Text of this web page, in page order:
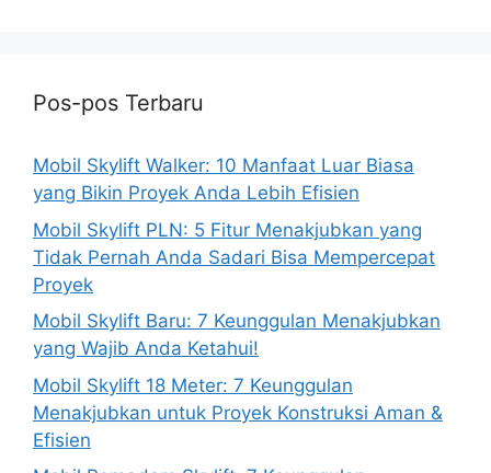
Pos-pos Terbaru
Mobil Skylift Walker: 10 Manfaat Luar Biasa
yang Bikin Proyek Anda Lebih Efisien
Mobil Skylift PLN: 5 Fitur Menakjubkan yang
Tidak Pernah Anda Sadari Bisa Mempercepat
Proyek
Mobil Skylift Baru: 7 Keunggulan Menakjubkan
yang Wajib Anda Ketahui!
Mobil Skylift 18 Meter: 7 Keunggulan
Menakjubkan untuk Proyek Konstruksi Aman &
Efisien